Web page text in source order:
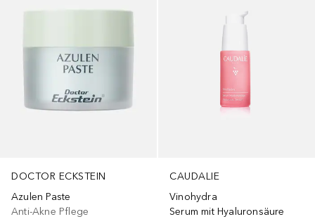
DOCTOR ECKSTEIN
Azulen Paste
Anti-Akne Pflege
CAUDALIE
Vinohydra
Serum mit Hyaluronsäure